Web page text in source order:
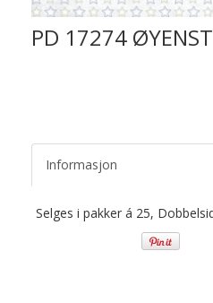
PD 17274
Informasjon
Selges i pakker á 25,